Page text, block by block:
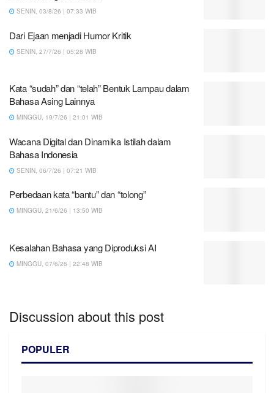
SENIN, 03/8/26 | 07:33 WIB
Dari Ejaan menjadi Humor Kritik
SENIN, 27/7/26 | 05:28 WIB
Kata “sudah” dan “telah” Bentuk Lampau dalam
Bahasa Asing Lainnya
MINGGU, 19/7/26 | 21:01 WIB
Wacana Digital dan Dinamika Istilah dalam
Bahasa Indonesia
SENIN, 06/7/26 | 07:21 WIB
Perbedaan kata “bantu” dan “tolong”
MINGGU, 21/6/26 | 13:50 WIB
Kesalahan Bahasa yang Diproduksi AI
MINGGU, 07/6/26 | 22:48 WIB
Discussion about this post
POPULER